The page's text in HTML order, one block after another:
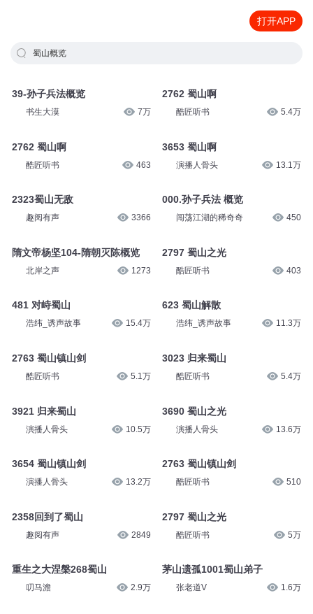
打开APP
蜀山概览
39-孙子兵法概览
书生大漠 7万
2762 蜀山啊
酷匠听书 463
2323蜀山无敌
趣阅有声 3366
隋文帝杨坚104-隋朝灭陈概览
北岸之声 1273
481 对峙蜀山
浩纬_诱声故事 15.4万
2763 蜀山镇山剑
酷匠听书 5.1万
3921 归来蜀山
演播人骨头 10.5万
3654 蜀山镇山剑
演播人骨头 13.2万
2358回到了蜀山
趣阅有声 2849
重生之大涅槃268蜀山
叨马澹 2.9万
2762 蜀山啊
酷匠听书 5.4万
3653 蜀山啊
演播人骨头 13.1万
000.孙子兵法 概览
闯荡江湖的稀奇奇 450
2797 蜀山之光
酷匠听书 403
623 蜀山解散
浩纬_诱声故事 11.3万
3023 归来蜀山
酷匠听书 5.4万
3690 蜀山之光
演播人骨头 13.6万
2763 蜀山镇山剑
酷匠听书 510
2797 蜀山之光
酷匠听书 5万
茅山遗孤1001蜀山弟子
张老道V 1.6万